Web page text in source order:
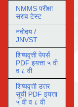
NMMS परीक्षा
सराव टेस्ट
नवोदय /
JNVST
शिष्यवृत्ती पेपर्स
PDF इयत्ता ५ वी
व ८ वी
शिष्यवृत्ती उत्तर
सूची PDF इयत्ता
५ वी व ८ वी